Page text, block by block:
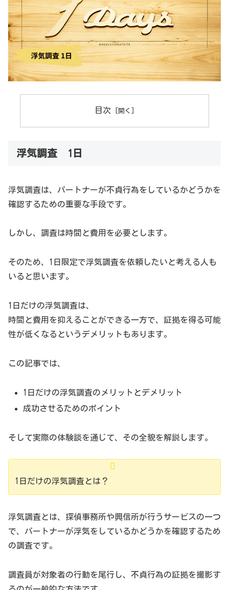
目次
浮気調査 1日
浮気調査は、パートナーが不貞行為をしているかどうかを
確認するための重要な手段です。
しかし、調査は時間と費用を必要とします。
そのため、1日限定で浮気調査を依頼したいと考える人も
いると思います。
1日だけの浮気調査は、
時間と費用を抑えることができる一方で、証拠を得る可能
性が低くなるというデメリットもあります。
この記事では、
1日だけの浮気調査のメリットとデメリット
成功させるためのポイント
そして実際の体験談を通じて、その全貌を解説します。
1日だけの浮気調査とは？
浮気調査とは、探偵事務所や興信所が行うサービスの一つ
で、パートナーが浮気をしているかどうかを確認するため
の調査です。
調査員が対象者の行動を尾行し、不貞行為の証拠を撮影す